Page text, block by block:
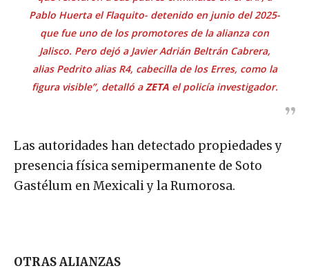
Pablo Huerta el Flaquito- detenido en junio del 2025-
que fue uno de los promotores de la alianza con
Jalisco. Pero dejó a Javier Adrián Beltrán Cabrera,
alias Pedrito alias R4, cabecilla de los Erres, como la
figura visible”, detalló aZETAel policía investigador.
Las autoridades han detectado propiedades y
presencia física semipermanente de Soto
Gastélum en Mexicali y la Rumorosa.
OTRAS ALIANZAS